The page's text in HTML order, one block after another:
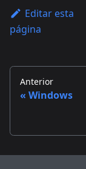
Editar esta
página
Anterior
Windows